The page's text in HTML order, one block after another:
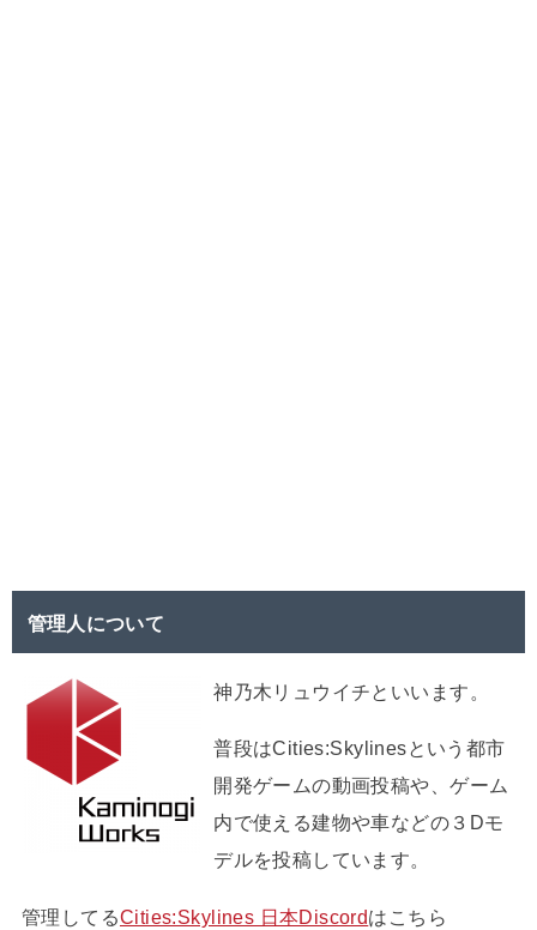
管理人について
神乃木リュウイチといいます。
普段はCities:Skylinesという都市
開発ゲームの動画投稿や、ゲーム
内で使える建物や車などの３Dモ
デルを投稿しています。
管理してるCities:Skylines 日本Discordはこちら